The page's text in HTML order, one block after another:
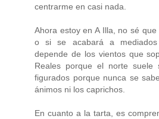
centrarme en casi nada.
Ahora estoy en A Illa, no sé
o si se acabará a
depende de los vientos que
Reales porque el norte suele
figurados porque nunca se
ánimos ni los caprichos.
En cuanto a la tarta, es